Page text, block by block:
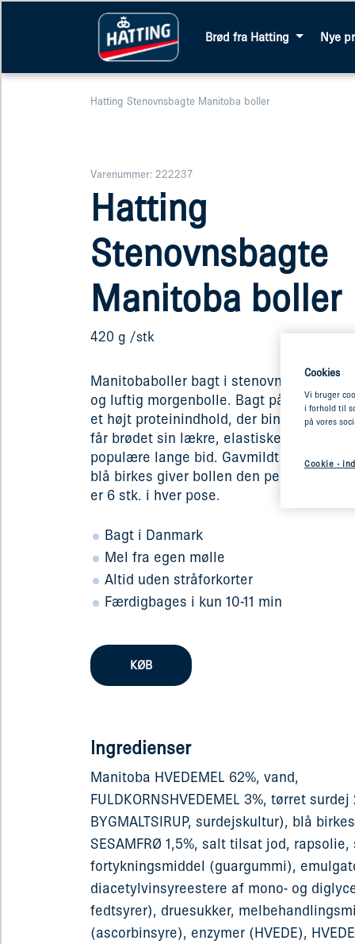
Brød fra Hatting Nye
Hatting Stenovnsbagte Manitoba boller
Varenummer: 222237
Hatting
Stenovnsbagte
Manitoba boller
420 g /stk
Manitobaboller bagt i stenovn er en
og luftig morgenbolle. Bagt på
et højt proteinindhold, der binder vand
får brødet sin lækre, elastiske krumme
populære lange bid. Gavmildt drysset
blå birkes giver bollen den perfekte start
er 6 stk. i hver pose.
Bagt i Danmark
Mel fra egen mølle
Altid uden stråforkorter
Færdigbages i kun 10-11 min
KØB
Ingredienser
Manitoba HVEDEMEL 62%, vand,
FULDKORNSHVEDEMEL 3%, tørret surdej
BYGMALTSIRUP, surdejskultur), blå
SESAMFRØ 1,5%, salt tilsat jod,
fortykningsmiddel (guargummi),
diacetylvinsyreestere af mono- og
fedtsyrer), druesukker,
(ascorbinsyre), enzymer (HVEDE),
Cookies
Vi bruger
i forhold til
på vores
Cookie -